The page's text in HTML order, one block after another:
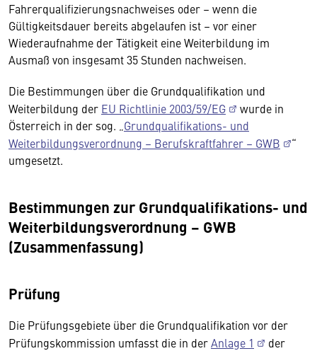
Fahrerqualifizierungsnachweises oder – wenn die
Gültigkeitsdauer bereits abgelaufen ist – vor einer
Wiederaufnahme der Tätigkeit eine Weiterbildung im
Ausmaß von insgesamt 35 Stunden nachweisen.
Die Bestimmungen über die Grundqualifikation und
Weiterbildung der EU Richtlinie 2003/59/EG
wurde in
Österreich in der sog. „ Grundqualifikations- und
Weiterbildungsverordnung – Berufskraftfahrer – GWB
“
umgesetzt.
Bestimmungen zur Grundqualifikations- und
Weiterbildungsverordnung – GWB
(Zusammenfassung)
Prüfung
Die Prüfungsgebiete über die Grundqualifikation vor der
Prüfungskommission umfasst die in derAnlage 1
der